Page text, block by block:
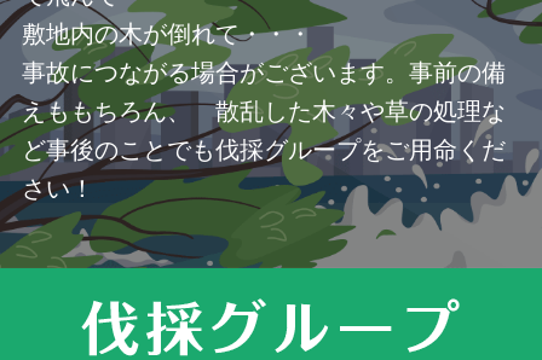
敷地内の木が倒れて・・・
事故につながる場合がございます。事前の備
えももちろん、 散乱した木々や草の処理な
ど事後のことでも伐採グループをご用命くだ
さい！